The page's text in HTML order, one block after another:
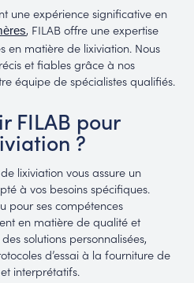
une expérience significative en
, FILAB offre une expertise
en matière de lixiviation. Nous
et fiables grâce à nos
équipe de spécialistes qualifiés.
FILAB pour
?
lixiviation vous assure un
à vos besoins spécifiques.
pour ses compétences
en matière de qualité et
solutions personnalisées,
d’essai à la fourniture de
interprétatifs.